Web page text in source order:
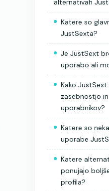
alternativah
Katere so
JustSexta?
Je JustSext
uporabo ali
Kako JustSext
zasebnostjo
uporabnikov?
Katere so
uporabe
Katere
ponujajo
profila?